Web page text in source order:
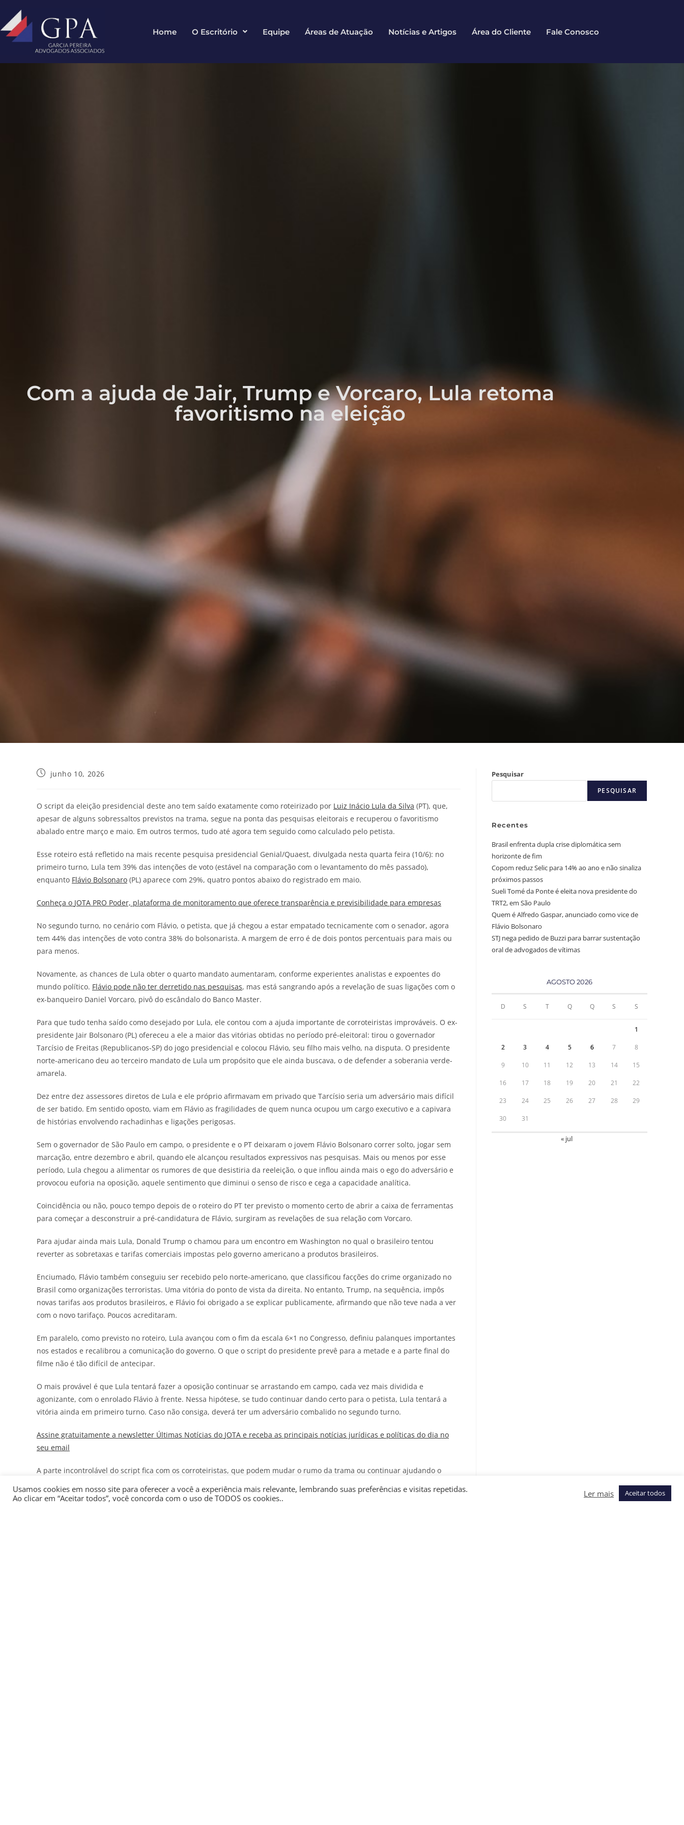
Home O Escritório Equipe Áreas de Atuação Notícias e Artigos Área do Cliente Fale Conosco
Com a ajuda de Jair, Trump e Vorcaro, Lula retoma
favoritismo na eleição
junho 10, 2026
O script da eleição presidencial deste ano tem saído exatamente como roteirizado por Luiz Inácio Lula da Silva (PT), que,
apesar de alguns sobressaltos previstos na trama, segue na ponta das pesquisas eleitorais e recuperou o favoritismo
abalado entre março e maio. Em outros termos, tudo até agora tem seguido como calculado pelo petista.
Esse roteiro está refletido na mais recente pesquisa presidencial Genial/Quaest, divulgada nesta quarta feira (10/6): no
primeiro turno, Lula tem 39% das intenções de voto (estável na comparação com o levantamento do mês passado),
enquanto Flávio Bolsonaro (PL) aparece com 29%, quatro pontos abaixo do registrado em maio.
Conheça o JOTA PRO Poder, plataforma de monitoramento que oferece transparência e previsibilidade para empresas
No segundo turno, no cenário com Flávio, o petista, que já chegou a estar empatado tecnicamente com o senador, agora
tem 44% das intenções de voto contra 38% do bolsonarista. A margem de erro é de dois pontos percentuais para mais ou
para menos.
Novamente, as chances de Lula obter o quarto mandato aumentaram, conforme experientes analistas e expoentes do
mundo político. Flávio pode não ter derretido nas pesquisas, mas está sangrando após a revelação de suas ligações com o
ex-banqueiro Daniel Vorcaro, pivô do escândalo do Banco Master.
Para que tudo tenha saído como desejado por Lula, ele contou com a ajuda importante de corroteiristas improváveis. O ex-
presidente Jair Bolsonaro (PL) ofereceu a ele a maior das vitórias obtidas no período pré-eleitoral: tirou o governador
Tarcísio de Freitas (Republicanos-SP) do jogo presidencial e colocou Flávio, seu filho mais velho, na disputa. O presidente
norte-americano deu ao terceiro mandato de Lula um propósito que ele ainda buscava, o de defender a soberania verde-
amarela.
Dez entre dez assessores diretos de Lula e ele próprio afirmavam em privado que Tarcísio seria um adversário mais difícil
de ser batido. Em sentido oposto, viam em Flávio as fragilidades de quem nunca ocupou um cargo executivo e a capivara
de histórias envolvendo rachadinhas e ligações perigosas.
Sem o governador de São Paulo em campo, o presidente e o PT deixaram o jovem Flávio Bolsonaro correr solto, jogar sem
marcação, entre dezembro e abril, quando ele alcançou resultados expressivos nas pesquisas. Mais ou menos por esse
período, Lula chegou a alimentar os rumores de que desistiria da reeleição, o que inflou ainda mais o ego do adversário e
provocou euforia na oposição, aquele sentimento que diminui o senso de risco e cega a capacidade analítica.
Coincidência ou não, pouco tempo depois de o roteiro do PT ter previsto o momento certo de abrir a caixa de ferramentas
para começar a desconstruir a pré-candidatura de Flávio, surgiram as revelações de sua relação com Vorcaro.
Para ajudar ainda mais Lula, Donald Trump o chamou para um encontro em Washington no qual o brasileiro tentou
reverter as sobretaxas e tarifas comerciais impostas pelo governo americano a produtos brasileiros.
Enciumado, Flávio também conseguiu ser recebido pelo norte-americano, que classificou facções do crime organizado no
Brasil como organizações terroristas. Uma vitória do ponto de vista da direita. No entanto, Trump, na sequência, impôs
novas tarifas aos produtos brasileiros, e Flávio foi obrigado a se explicar publicamente, afirmando que não teve nada a ver
com o novo tarifaço. Poucos acreditaram.
Em paralelo, como previsto no roteiro, Lula avançou com o fim da escala 6×1 no Congresso, definiu palanques importantes
nos estados e recalibrou a comunicação do governo. O que o script do presidente prevê para a metade e a parte final do
filme não é tão difícil de antecipar.
O mais provável é que Lula tentará fazer a oposição continuar se arrastando em campo, cada vez mais dividida e
agonizante, com o enrolado Flávio à frente. Nessa hipótese, se tudo continuar dando certo para o petista, Lula tentará a
vitória ainda em primeiro turno. Caso não consiga, deverá ter um adversário combalido no segundo turno.
Assine gratuitamente a newsletter Últimas Notícias do JOTA e receba as principais notícias jurídicas e políticas do dia no
seu email
A parte incontrolável do script fica com os corroteiristas, que podem mudar o rumo da trama ou continuar ajudando o
Pesquisar
PESQUISAR
Recentes
Brasil enfrenta dupla crise diplomática sem
horizonte de fim
Copom reduz Selic para 14% ao ano e não sinaliza
próximos passos
Sueli Tomé da Ponte é eleita nova presidente do
TRT2, em São Paulo
Quem é Alfredo Gaspar, anunciado como vice de
Flávio Bolsonaro
STJ nega pedido de Buzzi para barrar sustentação
oral de advogados de vítimas
AGOSTO 2026
D S T Q Q S S
1
2 3 4 5 6 7 8
9 10 11 12 13 14 15
16 17 18 19 20 21 22
23 24 25 26 27 28 29
30 31
« jul
Usamos cookies em nosso site para oferecer a você a experiência mais relevante, lembrando suas preferências e visitas repetidas.
Ao clicar em “Aceitar todos”, você concorda com o uso de TODOS os cookies..
Ler mais Aceitar todos